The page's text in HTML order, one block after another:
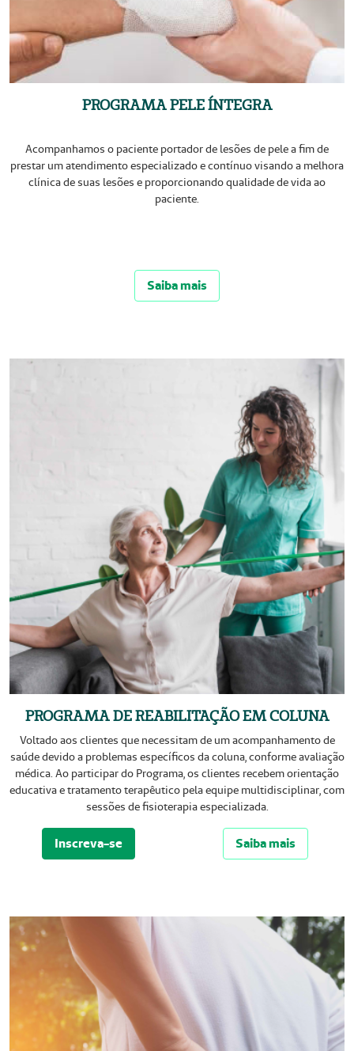
PROGRAMA PELE ÍNTEGRA
Acompanhamos o paciente portador de lesões de pele a fim de
prestar um atendimento especializado e contínuo visando a melhora
clínica de suas lesões e proporcionando qualidade de vida ao
paciente.
Saiba mais
PROGRAMA DE REABILITAÇÃO EM COLUNA
Voltado aos clientes que necessitam de um acompanhamento de
saúde devido a problemas específicos da coluna, conforme avaliação
médica. Ao participar do Programa, os clientes recebem orientação
educativa e tratamento terapêutico pela equipe multidisciplinar, com
sessões de fisioterapia especializada.
Inscreva-se Saiba mais